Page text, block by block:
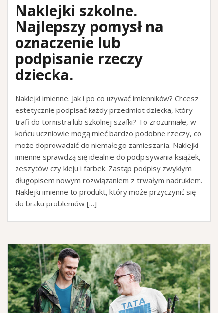
Naklejki szkolne.
Najlepszy pomysł na
oznaczenie lub
podpisanie rzeczy
dziecka.
Naklejki imienne. Jak i po co używać imienników? Chcesz
estetycznie podpisać każdy przedmiot dziecka, który
trafi do tornistra lub szkolnej szafki? To zrozumiałe, w
końcu uczniowie mogą mieć bardzo podobne rzeczy, co
może doprowadzić do niemałego zamieszania. Naklejki
imienne sprawdzą się idealnie do podpisywania książek,
zeszytów czy kleju i farbek. Zastąp podpisy zwykłym
długopisem nowym rozwiązaniem z trwałym nadrukiem.
Naklejki imienne to produkt, który może przyczynić się
do braku problemów […]